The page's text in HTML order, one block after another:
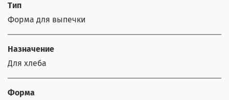
Тип
Форма для выпечки
Назначение
Для хлеба
Форма